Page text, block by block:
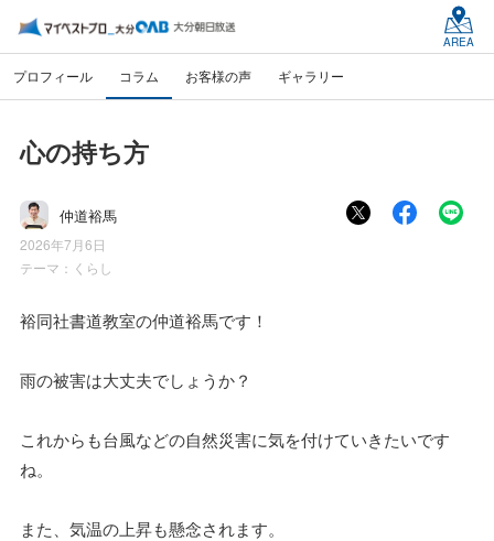
AREA
プロフィール コラム お客様の声 ギャラリー
心の持ち方
仲道裕馬
2026年7月6日
テーマ： くらし
裕同社書道教室の仲道裕馬です！
雨の被害は大丈夫でしょうか？
これからも台風などの自然災害に気を付けていきたいです
ね。
また、気温の上昇も懸念されます。